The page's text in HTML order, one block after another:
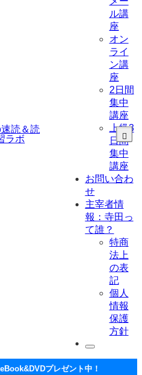
ル講
座
オン
ライ
ン講
座
2日間
集中
講座
上級3
日間
集中
講座
お問い合わ
せ
主宰者情
報：寺田っ
て誰？
特商
法上
の表
記
個人
情報
保護
方針
プレゼント中！